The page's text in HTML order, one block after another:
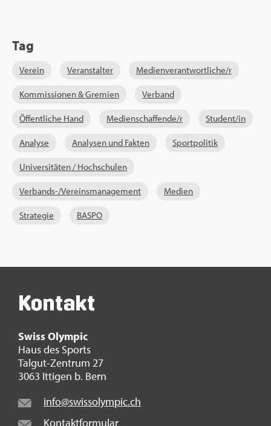
Tag
Ver­ein Ver­an­stal­ter Me­di­en­ver­ant­wort­li­che/r
Kom­mis­sio­nen & Gre­mi­en Ver­band
Öf­fent­li­che Hand Me­di­en­schaf­fen­de/r Stu­dent/in
Ana­ly­se Ana­ly­sen und Fak­ten Sport­po­li­tik
Uni­ver­si­tä­ten / Hoch­schu­len
Ver­bands-/Ver­eins­ma­nage­ment Me­di­en
Stra­te­gie BASPO
Kon­takt
Swiss Olym­pic
Haus des Sports
Tal­gut-Zen­trum 27
3063 It­ti­gen b. Bern
info@​swi​ssol​ympi​c.​ch
Kon­takt­for­mu­lar